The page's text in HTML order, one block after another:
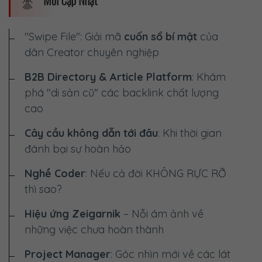
2. Trung Vận (30 - 50
tuổi): Giai đoạn phát
triển và gặt hái
Đây là thời kỳ mà mỗi người bắt đầu đạt
được những thành tựu nhất định, cả về
"Swipe File": Giải mã cuốn sổ bí mật của
dân Creator chuyên nghiệp
B2B Directory & Article Platform: Khám
phá "di sản cũ" các backlink chất lượng
cao
Cây cầu không dẫn tới đâu: Khi thời gian
đánh bại sự hoàn hảo
Nghề Coder: Nếu cả đời KHÔNG RỰC RỠ
thì sao?
Hiệu ứng Zeigarnik – Nỗi ám ảnh về
những việc chưa hoàn thành
Project Manager: Góc nhìn mới về các lát